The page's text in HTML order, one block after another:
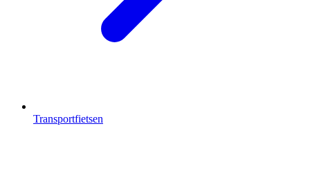
Transportfietsen